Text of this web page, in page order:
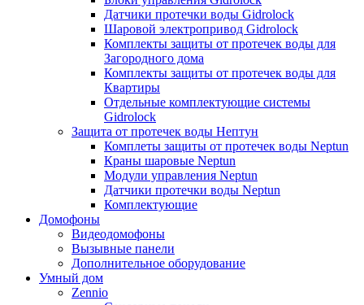
Датчики протечки воды Gidrolock
Шаровой электропривод Gidrolock
Комплекты защиты от протечек воды для
Загородного дома
Комплекты защиты от протечек воды для
Квартиры
Отдельные комплектующие системы
Gidrolock
Защита от протечек воды Нептун
Комплеты защиты от протечек воды Neptun
Краны шаровые Neptun
Модули управления Neptun
Датчики протечки воды Neptun
Комплектующие
Домофоны
Видеодомофоны
Вызывные панели
Дополнительное оборудование
Умный дом
Zennio